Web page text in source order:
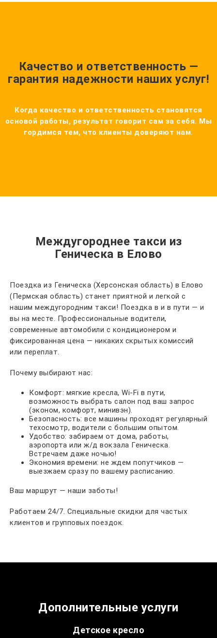
Качество и ответственность —
гарантия надежности наших услуг!
Когда качество и ответственность становятся
основой работы, результат говорит сам за себя. Мы
гордимся тем, что клиенты доверяют нам.
Междугороднее такси из
Геническа в Елово
Поездка из Геническа (Херсонская область) в Елово
(Пермская область) станет приятной и легкой с
нашим междугородним такси! Поездка в и в пути — и
вы на месте. Профессиональные водители,
современные автомобили с кондиционером и
фиксированная цена — никаких скрытых комиссий
или переплат.
Почему выбирают нас:
Комфорт: мягкие кресла, Wi-Fi в пути,
возможность выбрать салон под ваш запрос
(эконом, комфорт, минивэн).
Безопасность: все машины проходят регулярный
техосмотр, водители с большим опытом.
Удобство: забираем от дома, работы,
аэропорта или ж/д вокзала Геническа.
Встречаем даже ночью!
Экономия времени: не ждем попутчиков —
выезжаем сразу по вашему расписанию.
Ваш маршрут — наши заботы!
Работаем 24/7. Специальные скидки для частых
клиентов и групповых поездок.
Дополнительные услуги
Детское кресло